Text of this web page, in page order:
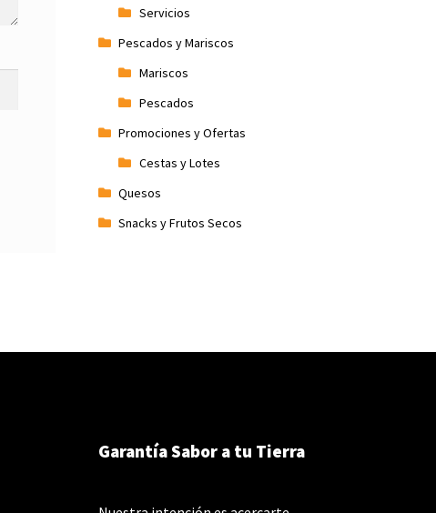
Servicios
Pescados y Mariscos
Mariscos
Pescados
Promociones y Ofertas
Cestas y Lotes
Quesos
Snacks y Frutos Secos
Garantía Sabor a tu Tierra